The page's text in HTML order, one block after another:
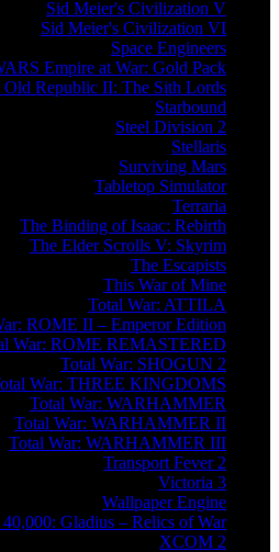
Sid Meier's Civilization V
Sid Meier's Civilization VI
Space Engineers
Empire at War: Gold Pack
Republic II: The Sith Lords
Starbound
Steel Division 2
Stellaris
Surviving Mars
Tabletop Simulator
Terraria
The Binding of Isaac: Rebirth
The Elder Scrolls V: Skyrim
The Escapists
This War of Mine
Total War: ATTILA
ROME II – Emperor Edition
War: ROME REMASTERED
Total War: SHOGUN 2
War: THREE KINGDOMS
Total War: WARHAMMER
Total War: WARHAMMER II
Total War: WARHAMMER III
Transport Fever 2
Victoria 3
Wallpaper Engine
40,000: Gladius – Relics of War
XCOM 2